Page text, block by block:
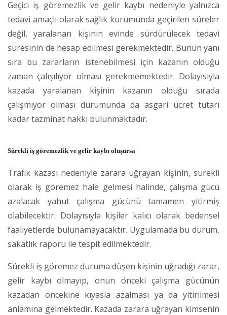
Geçici iş göremezlik ve gelir kaybı nedeniyle yalnızca
tedavi amaçlı olarak sağlık kurumunda geçirilen süreler
değil, yaralanan kişinin evinde sürdürülecek tedavi
süresinin de hesap edilmesi gerekmektedir. Bunun yanı
sıra bu zararların istenebilmesi için kazanın olduğu
zaman çalışılıyor olması gerekmemektedir. Dolayısıyla
kazada yaralanan kişinin kazanın olduğu sırada
çalışmıyor olması durumunda da asgari ücret tutarı
kadar tazminat hakkı bulunmaktadır.
Sürekli iş göremezlik ve gelir kaybı oluşursa
Trafik kazası nedeniyle zarara uğrayan kişinin, sürekli
olarak iş göremez hale gelmesi halinde, çalışma gücü
azalacak yahut çalışma gücünü tamamen yitirmiş
olabilecektir. Dolayısıyla kişiler kalıcı olarak bedensel
faaliyetlerde bulunamayacaktır. Uygulamada bu durum,
sakatlık raporu ile tespit edilmektedir.
Sürekli iş göremez duruma düşen kişinin uğradığı zarar,
gelir kaybı olmayıp, onun önceki çalışma gücünün
kazadan öncekine kıyasla azalması ya da yitirilmesi
anlamına gelmektedir. Kazada zarara uğrayan kimsenin